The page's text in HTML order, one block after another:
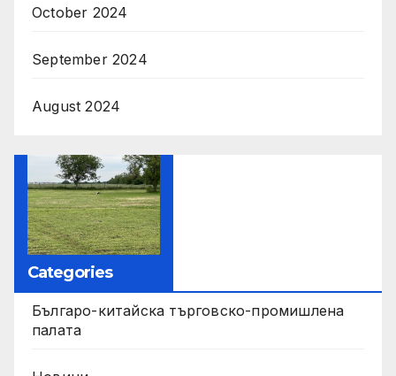
October 2024
September 2024
August 2024
Categories
Българо-китайска търговско-промишлена
палата